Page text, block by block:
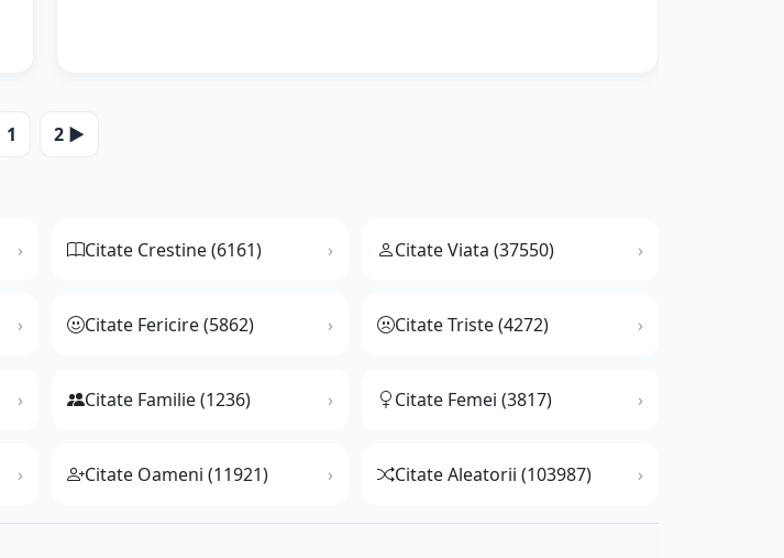
1 2 ▶️
Citate Crestine (6161) Citate Viata (37550)
Citate Fericire (5862) Citate Triste (4272)
Citate Familie (1236) Citate Femei (3817)
Citate Oameni (11921) Citate Aleatorii (103987)